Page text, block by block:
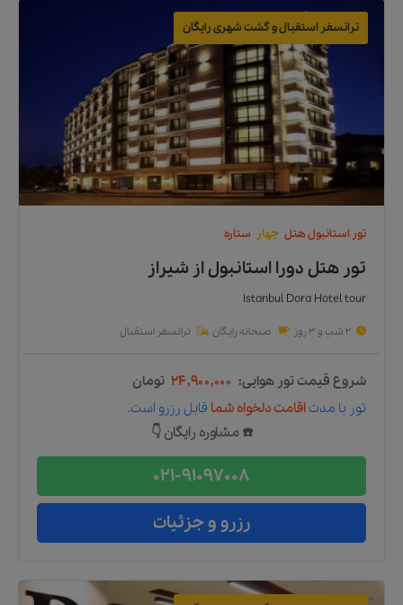
ترانسفر استقبال و گشت شهری رایگان
تور استانبولهتل چهار ستاره
تور هتل دورا استانبولاز شیراز
Istanbul Dora Hotel tour
2 شب و 3 روز صبحانه رایگان ترانسفر استقبال
شروع قیمت تور هوایی: ۲۴,۹۰۰,۰۰۰ تومان
تور با مدت اقامت دلخواه شما قابل رزرو است.
☎️ مشاوره رایگان 👇
021-91097008
رزرو و جزئیات